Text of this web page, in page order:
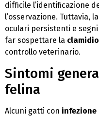
difficile l’identificazione
l’osservazione. Tuttavia,
oculari persistenti e
far sospettare la
controllo veterinario.
Sintomi
felina
Alcuni gatti con infezione